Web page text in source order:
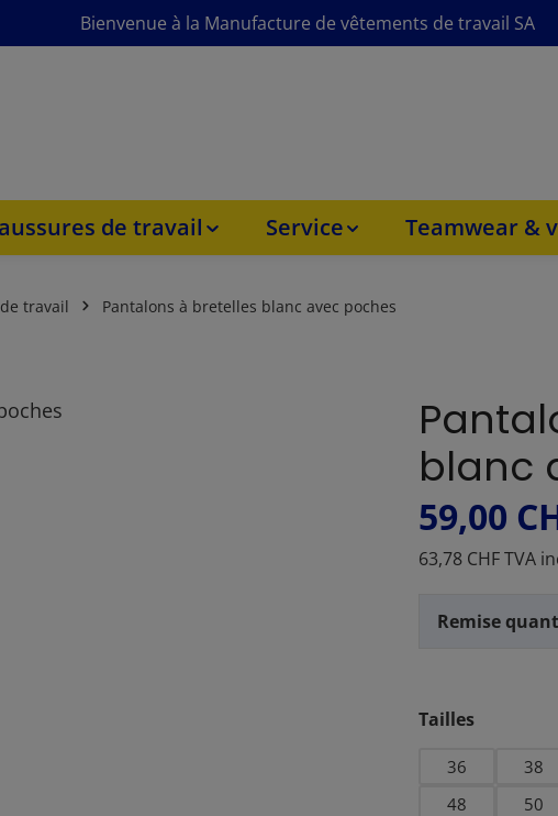
Bienvenue à la Manufacture de vêtements de travail SA
de travail Service Teamwear &
travail Pantalons à bretelles blanc avec poches
blanc
59,00
63,78 CHF TVA
Remise
Sélectionnez
Tailles
36
38
48
50